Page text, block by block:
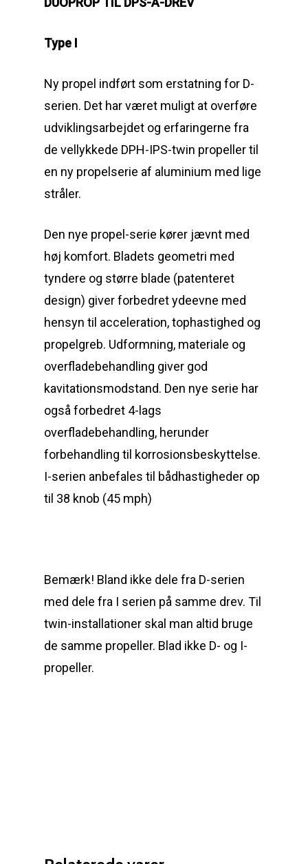
Type I
Ny propel indført som erstatning for D-
serien. Det har været muligt at overføre
udviklingsarbejdet og erfaringerne fra
de vellykkede DPH-IPS-twin propeller til
en ny propelserie af aluminium med lige
stråler.
Den nye propel-serie kører jævnt med
høj komfort. Bladets geometri med
tyndere og større blade (patenteret
design) giver forbedret ydeevne med
hensyn til acceleration, tophastighed og
propelgreb. Udformning, materiale og
overfladebehandling giver god
kavitationsmodstand. Den nye serie har
også forbedret 4-lags
overfladebehandling, herunder
forbehandling til korrosionsbeskyttelse.
I-serien anbefales til bådhastigheder op
til 38 knob (45 mph)
Bemærk! Bland ikke dele fra D-serien
med dele fra I serien på samme drev. Til
twin-installationer skal man altid bruge
de samme propeller. Blad ikke D- og I-
propeller.
Montering af propel
Afmontering af propel
Mercury guide
Er min propel højre
Kontakt
Ring på 75 59 43
Rudes Propeller
E: